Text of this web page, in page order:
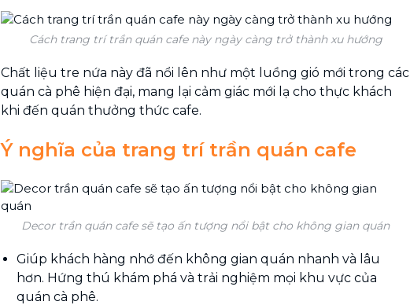
Cách trang trí trần quán cafe này ngày càng trở thành xu hướng
Chất liệu tre nứa này đã nổi lên như một luồng gió mới trong các
quán cà phê hiện đại, mang lại cảm giác mới lạ cho thực khách
khi đến quán thưởng thức cafe.
Ý nghĩa của trang trí trần quán cafe
Decor trần quán cafe sẽ tạo ấn tượng nổi bật cho không gian quán
Giúp khách hàng nhớ đến không gian quán nhanh và lâu
hơn. Hứng thú khám phá và trải nghiệm mọi khu vực của
quán cà phê.